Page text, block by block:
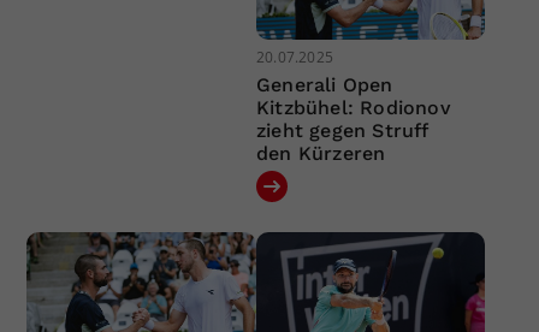
20.07.2025
Generali Open
Kitzbühel: Rodionov
zieht gegen Struff
den Kürzeren